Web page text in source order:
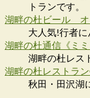
トランです。
湖畔の杜ビール オ
大人気!行者
湖畔の杜通信《ミミ
湖畔の杜レス
湖畔の杜レストラ
秋田・田沢湖